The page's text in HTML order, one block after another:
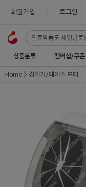
회원가입 로그인
상품분류 멤버십/쿠폰
Home 집진기/레이스 모터